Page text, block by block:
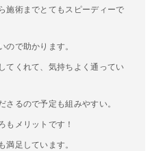
施術までとてもスピーディーで
ので助かります。
てくれて、気持ちよく通ってい
るので予定も組みやすい。
もメリットです！
満足しています。